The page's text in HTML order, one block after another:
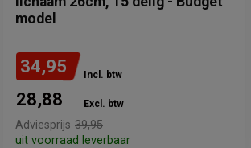
model
34,95 Incl. btw
28,88 Excl. btw
Adviesprijs 39,95
uit voorraad leverbaar